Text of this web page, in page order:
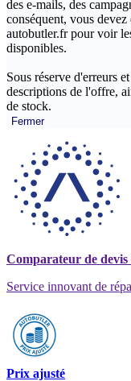
des e-mails, des
conséquent, vous
autobutler.fr pour voir
disponibles.
Sous réserve d'erreurs
descriptions de l'offre,
de stock.
Fermer
Comparateur de devis
Service innovant de
Prix ajusté